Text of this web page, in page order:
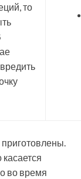
то
во время